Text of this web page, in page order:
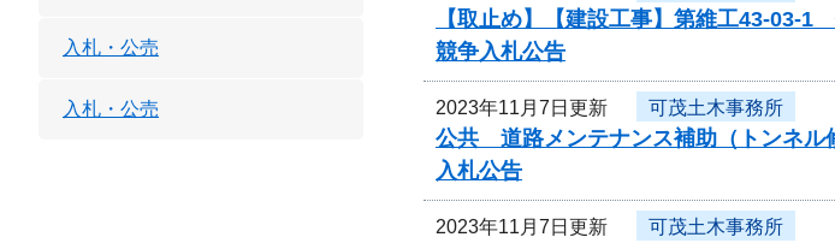
【取止め】【建設工事】第維工43-03-
競争入札公告
2023年11月7日更新 可茂土木事務所
公共 道路メンテナンス補助（トンネル
入札公告
2023年11月7日更新 可茂土木事務所
入札・公売
入札・公売